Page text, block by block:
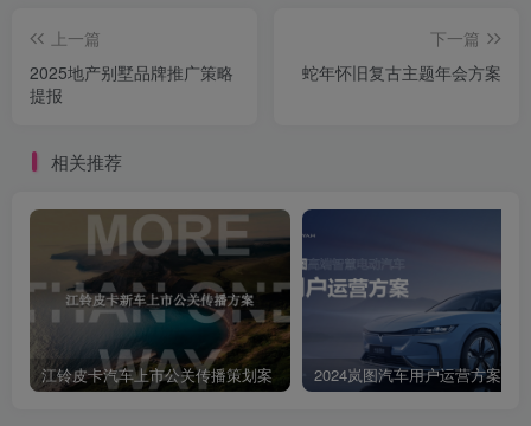
上一篇
2025地产别墅品牌推广策略
提报
下一篇
蛇年怀旧复古主题年会方案
相关推荐
江铃皮卡汽车上市公关传播策划案 2024岚图汽车用户运营方案